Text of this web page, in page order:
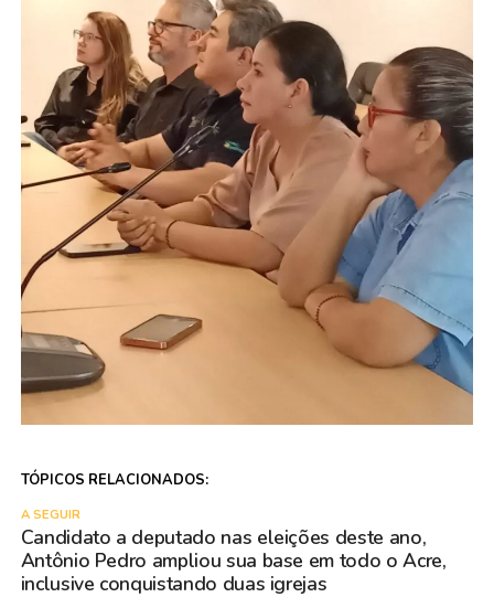
TÓPICOS RELACIONADOS:
A SEGUIR
Candidato a deputado nas eleições deste ano,
Antônio Pedro ampliou sua base em todo o Acre,
inclusive conquistando duas igrejas